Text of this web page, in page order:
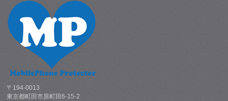
〒194-0013
東京都町田市原町田6-15-2